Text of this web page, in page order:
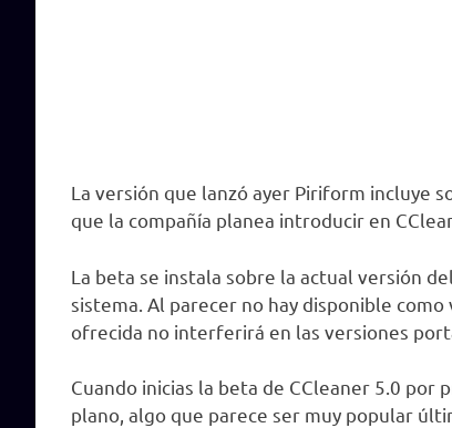
La versión que lanzó ayer Piriform incluye
que la compañía planea introducir en
La beta se instala sobre la actual versión
sistema. Al parecer no hay disponible
ofrecida no interferirá en las versiones
Cuando inicias la beta de CCleaner 5.0
plano, algo que parece ser muy popular